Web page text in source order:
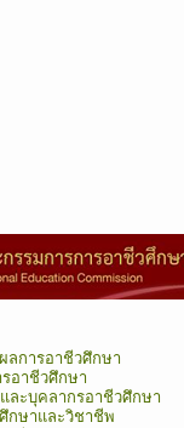
ลการอาชีวศึกษา
อาชีวศึกษา
ะบุคลากรอาชีวศึกษา
กษาและวิชาชีพ